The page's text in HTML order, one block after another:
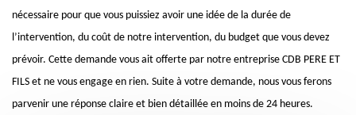
nécessaire pour que vous puissiez avoir une idée de la durée de
l’intervention, du coût de notre intervention, du budget que vous devez
prévoir. Cette demande vous ait offerte par notre entreprise CDB PERE ET
FILS et ne vous engage en rien. Suite à votre demande, nous vous ferons
parvenir une réponse claire et bien détaillée en moins de 24 heures.